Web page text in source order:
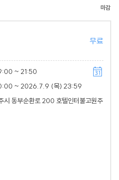
무료
~ 21:50
~ 2026.7.9 (목) 23:59
시 동부순환로 200 호텔인터불고원주